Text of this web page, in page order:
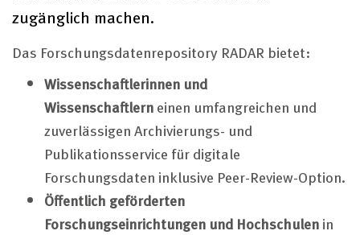
zugänglich machen.
Das Forschungsdatenrepository RADAR bietet:
Wissenschaftlerinnen und
Wissenschaftlerneinen umfangreichen und
zuverlässigen Archivierungs- und
Publikationsservice für digitale
Forschungsdaten inklusive Peer-Review-Option.
Öffentlich geförderten
Forschungseinrichtungen und Hochschulenin